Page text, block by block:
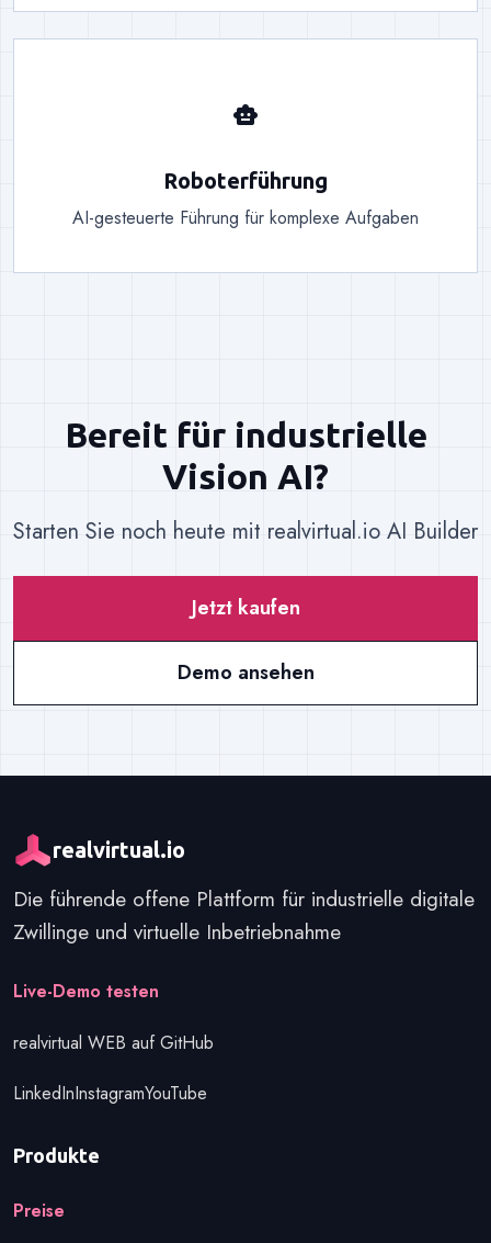
smart_toy
Roboterführung
AI-gesteuerte Führung für komplexe Aufgaben
Bereit für industrielle
Vision AI?
Starten Sie noch heute mit realvirtual.io AI Builder
Jetzt kaufen
Demo ansehen
realvirtual.io
Die führende offene Plattform für industrielle digitale
Zwillinge und virtuelle Inbetriebnahme
Live-Demo testen
realvirtual WEB auf GitHub
LinkedInInstagramYouTube
Produkte
Preise